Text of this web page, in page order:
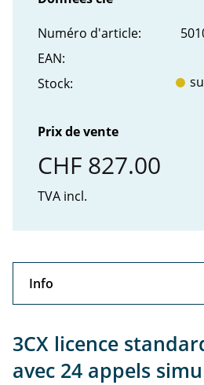
Numéro d'article:
EAN:
Stock:
Prix de vente
CHF 827.00
TVA incl.
Info
3CX licence
avec 24 appels